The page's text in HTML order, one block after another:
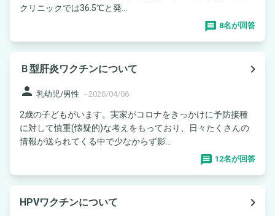
クリニックでは36.5℃と発...
8名が回答
Ｂ型肝炎ワクチンについて
navigate_next
person 乳幼児/男性 - 2026/04/06
2歳の子どもがいます。実家がコロナをきっかけに予防接種
に対して慎重(懐疑的)な考えをもっており、日々たくさんの
情報が送られてくる中で少なからず影...
12名が回答
HPVワクチンについて
navigate_next